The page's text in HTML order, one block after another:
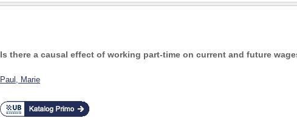
Is there a causal effect of working part‐time on current and future
Paul, Marie